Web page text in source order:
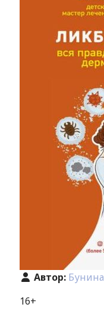
Автор: